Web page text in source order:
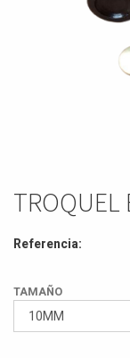
TROQUEL
Referencia:
TAMAÑO